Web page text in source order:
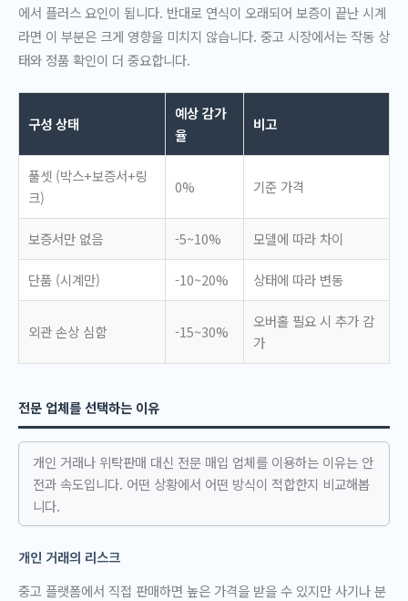
에서 플러스 요인이 됩니다. 반대로 연식이 오래되어 보증이 끝난 시계
라면 이 부분은 크게 영향을 미치지 않습니다. 중고 시장에서는 작동 상
태와 정품 확인이 더 중요합니다.
구성 상태
예상 감가
율
비고
풀셋 (박스+보증서+링
크)
0% 기준 가격
보증서만 없음 -5~10% 모델에 따라 차이
단품 (시계만) -10~20% 상태에 따라 변동
외관 손상 심함 -15~30%
오버홀 필요 시 추가 감
가
전문 업체를 선택하는 이유
개인 거래나 위탁판매 대신 전문 매입 업체를 이용하는 이유는 안
전과 속도입니다. 어떤 상황에서 어떤 방식이 적합한지 비교해봅
니다.
개인 거래의 리스크
중고 플랫폼에서 직접 판매하면 높은 가격을 받을 수 있지만 사기나 분